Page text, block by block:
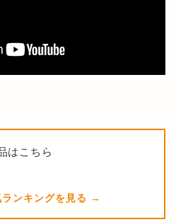
はこちら
ンキングを見る